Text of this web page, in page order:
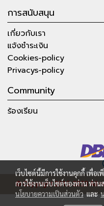
การสนับสนุน
เกี่ยวกับเรา
แจ้งชำระเงิน
Cookies-policy
Privacys-policy
Community
ร้องเรียน
© Copyright 2015-2023 All
เว็บไซต์นี้มีการใช้งานคุกกี้ เพื่
การใช้งานเว็บไซต์ของท่าน ท่า
นโยบายความเป็นส่วนตัว และ